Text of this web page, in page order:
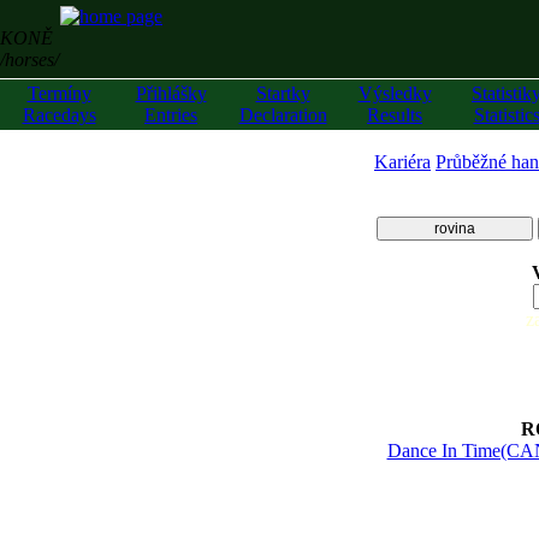
KONĚ
/horses/
Termíny
Racedays
Přihlášky
Entries
Startky
Declaration
Výsledky
Results
Statistics
Kariéra Průběžné
rovina
Dance In